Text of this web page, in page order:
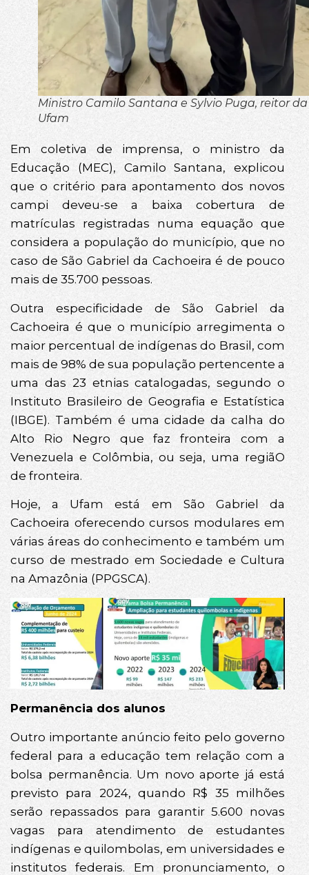
Ministro Camilo Santana e Sylvio Puga, reitor da
Ufam
Em coletiva de imprensa, o ministro da
Educação (MEC), Camilo Santana, explicou
que o critério para apontamento dos novos
campi deveu-se a baixa cobertura de
matrículas registradas numa equação que
considera a população do município, que no
caso de São Gabriel da Cachoeira é de pouco
mais de 35.700 pessoas.
Outra especificidade de São Gabriel da
Cachoeira é que o município arregimenta o
maior percentual de indígenas do Brasil, com
mais de 98% de sua população pertencente a
uma das 23 etnias catalogadas, segundo o
Instituto Brasileiro de Geografia e Estatística
(IBGE). Também é uma cidade da calha do
Alto Rio Negro que faz fronteira com a
Venezuela e Colômbia, ou seja, uma regiãO
de fronteira.
Hoje, a Ufam está em São Gabriel da
Cachoeira oferecendo cursos modulares em
várias áreas do conhecimento e também um
curso de mestrado em Sociedade e Cultura
na Amazônia (PPGSCA).
Permanência dos alunos
Outro importante anúncio feito pelo governo
federal para a educação tem relação com a
bolsa permanência. Um novo aporte já está
previsto para 2024, quando R$ 35 milhões
serão repassados para garantir 5.600 novas
vagas para atendimento de estudantes
indígenas e quilombolas, em universidades e
institutos federais. Em pronunciamento, o